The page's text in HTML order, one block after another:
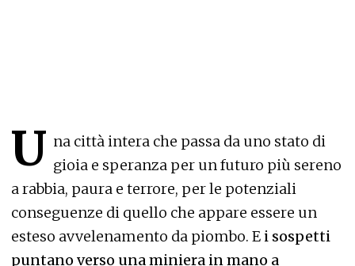
U na città intera che passa da uno stato di
gioia e speranza per un futuro più sereno
a rabbia, paura e terrore, per le potenziali
conseguenze di quello che appare essere un
esteso avvelenamento da piombo. E i sospetti
puntano verso una miniera in mano a